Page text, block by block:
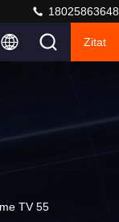
18025863648
Zitat
TV 55